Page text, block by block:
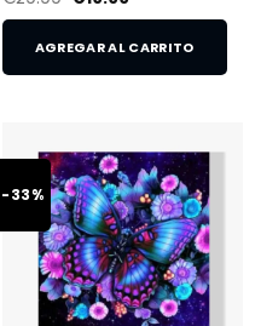
AGREGAR AL CARRITO
-33%